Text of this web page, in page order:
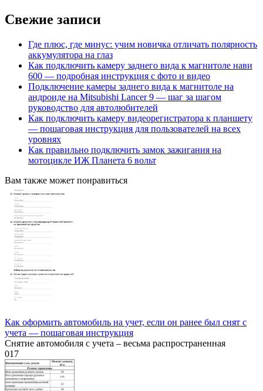
Свежие записи
Где плюс, где минус: учим новичка отличать полярность
аккумулятора на глаз
Как подключить камеру заднего вида к магнитоле нави
600 — подробная инструкция с фото и видео
Подключение камеры заднего вида к магнитоле на
андроиде на Mitsubishi Lancer 9 — шаг за шагом
руководство для автолюбителей
Как подключить камеру видеорегистратора к планшету
— пошаговая инструкция для пользователей на всех
уровнях
Как правильно подключить замок зажигания на
мотоцикле ИЖ Планета 6 вольт
Вам также может понравиться
Как оформить автомобиль на учет, если он ранее был снят с
учета — пошаговая инструкция
Снятие автомобиля с учета – весьма распространенная
017